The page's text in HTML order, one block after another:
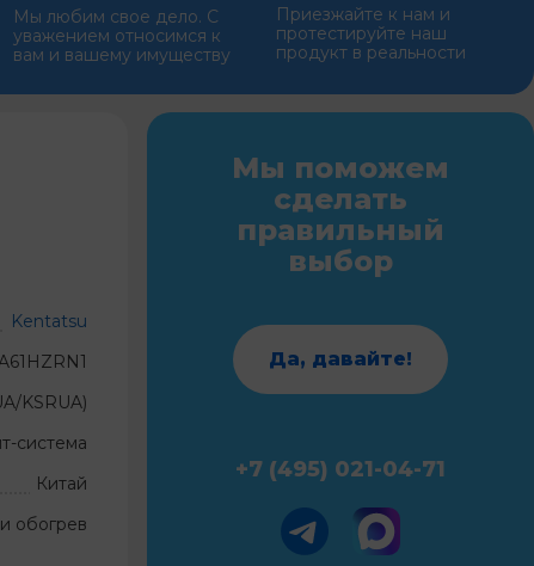
Мы любим свое дело. С
уважением относимся к
вам и вашему имуществу
Приезжайте к нам и
протестируйте наш
продукт в реальности
Kentatsu
KSRUA)
система
Китай
обогрев
Мы поможем
сделать
правильный
выбор
Да, давайте!
+7 (495) 021-04-71